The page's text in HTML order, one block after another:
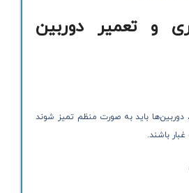
و تعمیر دوربین
باید به صورت منظم تمیز شوند
باشند.